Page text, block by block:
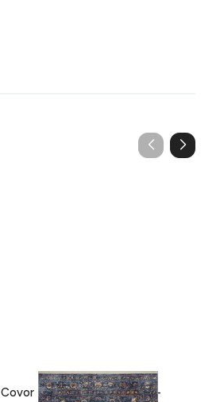
Covor Eko rezistent, ALT 01 -